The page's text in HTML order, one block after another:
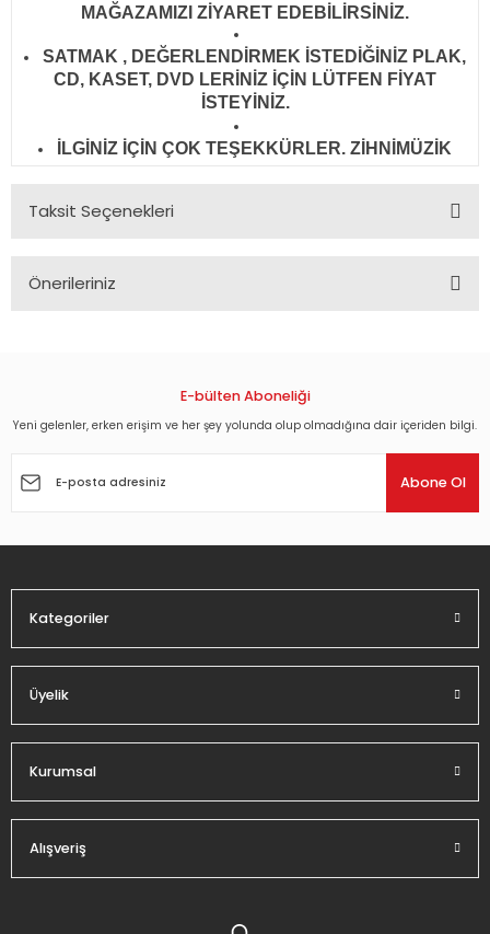
MAĞAZAMIZI ZİYARET EDEBİLİRSİNİZ.
SATMAK , DEĞERLENDİRMEK İSTEDİĞİNİZ PLAK,
CD, KASET, DVD LERİNİZ İÇİN LÜTFEN FİYAT
İSTEYİNİZ.
İLGİNİZ İÇİN ÇOK TEŞEKKÜRLER. ZİHNİMÜZİK
Taksit Seçenekleri
Önerileriniz
Görüş ve önerileriniz için teşekkür ederiz.
Ürün açıklamasında eksik bilgiler bulunuyor.
E-bülten Aboneliği
Yeni gelenler, erken erişim ve her şey yolunda olup olmadığına dair içeriden bilgi.
Abone Ol
Kategoriler
Üyelik
Kurumsal
Alışveriş